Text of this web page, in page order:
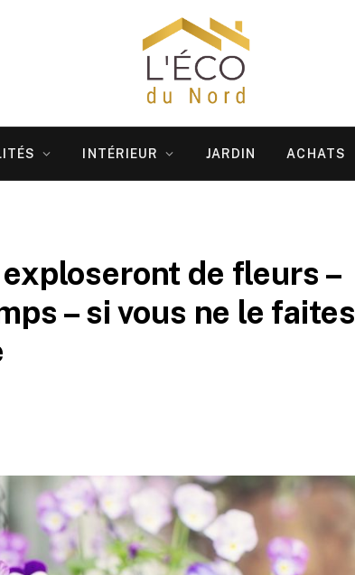
INTÉRIEUR JARDIN ACHATS
de fleurs –
– si vous ne le faites